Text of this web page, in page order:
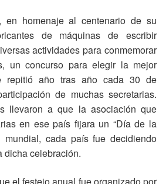
en homenaje al centenario de su
de máquinas de escribir
actividades para conmemorar
un concurso para elegir la mejor
repitió año tras año cada 30 de
de muchas secretarias.
llevaron a que la asociación que
en ese país fijara un “Día de la
mundial, cada país fue decidiendo
dicha celebración.